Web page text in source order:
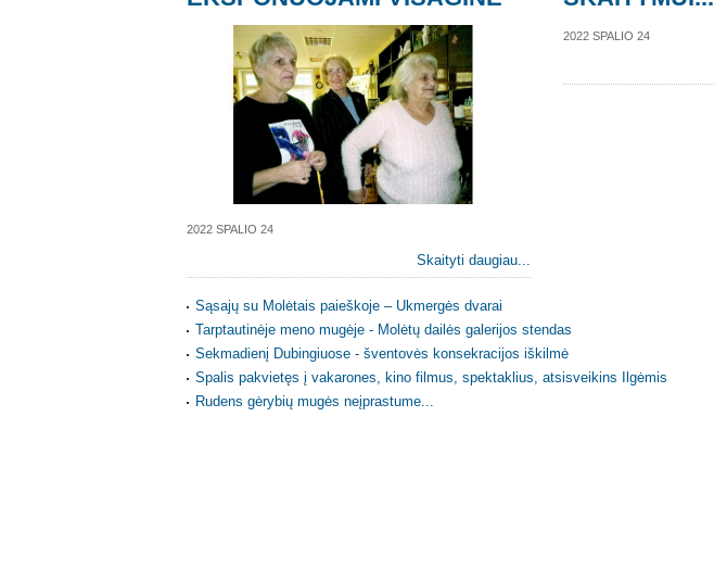
2022 SPALIO 24
Skaityti daugiau...
2022 SPALIO 24
Sąsajų su Molėtais paieškoje – Ukmergės dvarai
Tarptautinėje meno mugėje - Molėtų dailės galerijos stendas
Sekmadienį Dubingiuose - šventovės konsekracijos iškilmė
Spalis pakvietęs į vakarones, kino filmus, spektaklius, atsisveikins Ilgėmis
Rudens gėrybių mugės neįprastume...